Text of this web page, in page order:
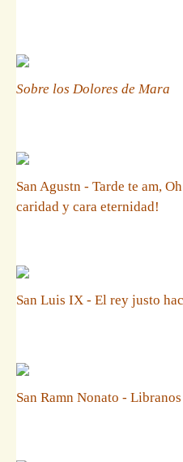
Sobre los Dolores de Mara
San Agustn - Tarde te am,
caridad y cara eternidad!
San Luis IX - El rey justo
San Ramn Nonato -